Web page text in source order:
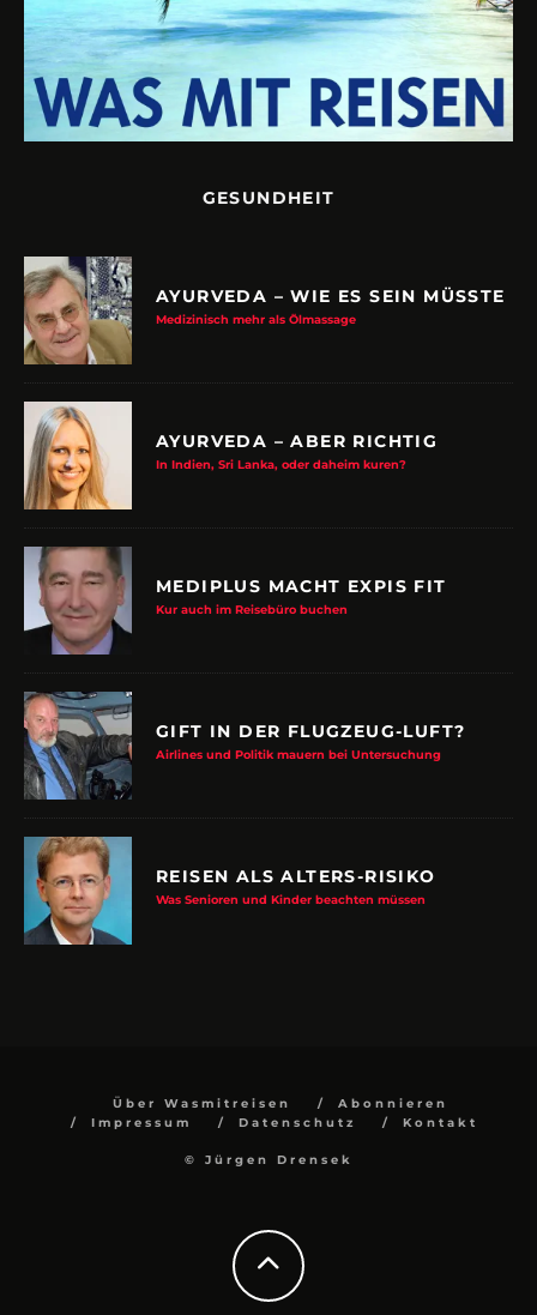
GESUNDHEIT
AYURVEDA – WIE ES SEIN MÜSSTE
Medizinisch mehr als Ölmassage
AYURVEDA – ABER RICHTIG
In Indien, Sri Lanka, oder daheim kuren?
MEDIPLUS MACHT EXPIS FIT
Kur auch im Reisebüro buchen
GIFT IN DER FLUGZEUG-LUFT?
Airlines und Politik mauern bei Untersuchung
REISEN ALS ALTERS-RISIKO
Was Senioren und Kinder beachten müssen
Über Wasmitreisen
Abonnieren
Impressum
Datenschutz Kontakt
© Jürgen Drensek